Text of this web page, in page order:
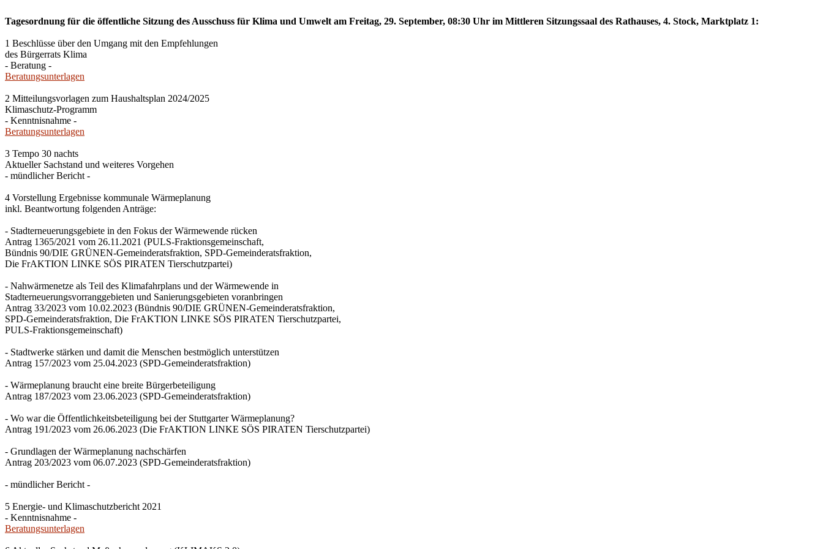
Tagesordnung für die öffentliche Sitzung des Ausschuss für Klima und Umwelt am Freitag, 29. September, 08:30 Uhr im Mittleren Sitzungssaal des Rathauses, 4. Stock, Marktplatz 1:
1 Beschlüsse über den Umgang mit den Empfehlungen
des Bürgerrats Klima
- Beratung -
Beratungsunterlagen
2 Mitteilungsvorlagen zum Haushaltsplan 2024/2025
Klimaschutz-Programm
- Kenntnisnahme -
Beratungsunterlagen
3 Tempo 30 nachts
Aktueller Sachstand und weiteres Vorgehen
- mündlicher Bericht -
4 Vorstellung Ergebnisse kommunale Wärmeplanung
inkl. Beantwortung folgenden Anträge:
- Stadterneuerungsgebiete in den Fokus der Wärmewende rücken
Antrag 1365/2021 vom 26.11.2021 (PULS-Fraktionsgemeinschaft,
Bündnis 90/DIE GRÜNEN-Gemeinderatsfraktion, SPD-Gemeinderatsfraktion,
Die FrAKTION LINKE SÖS PIRATEN Tierschutzpartei)
- Nahwärmenetze als Teil des Klimafahrplans und der Wärmewende in
Stadterneuerungsvorranggebieten und Sanierungsgebieten voranbringen
Antrag 33/2023 vom 10.02.2023 (Bündnis 90/DIE GRÜNEN-Gemeinderatsfraktion,
SPD-Gemeinderatsfraktion, Die FrAKTION LINKE SÖS PIRATEN Tierschutzpartei,
PULS-Fraktionsgemeinschaft)
- Stadtwerke stärken und damit die Menschen bestmöglich unterstützen
Antrag 157/2023 vom 25.04.2023 (SPD-Gemeinderatsfraktion)
- Wärmeplanung braucht eine breite Bürgerbeteiligung
Antrag 187/2023 vom 23.06.2023 (SPD-Gemeinderatsfraktion)
- Wo war die Öffentlichkeitsbeteiligung bei der Stuttgarter Wärmeplanung?
Antrag 191/2023 vom 26.06.2023 (Die FrAKTION LINKE SÖS PIRATEN Tierschutzpartei)
- Grundlagen der Wärmeplanung nachschärfen
Antrag 203/2023 vom 06.07.2023 (SPD-Gemeinderatsfraktion)
- mündlicher Bericht -
5 Energie- und Klimaschutzbericht 2021
- Kenntnisnahme -
Beratungsunterlagen